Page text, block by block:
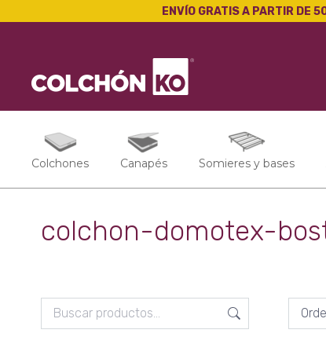
ENVÍO GRATIS A PARTIR DE
Colchones Canapés Somieres y bases
colchon-domotex-